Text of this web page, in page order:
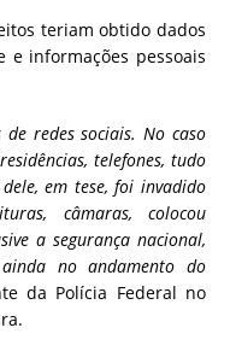
teriam obtido dados
informações pessoais
de redes sociais. No caso
telefones, tudo
em tese, foi invadido
câmaras, colocou
a segurança nacional,
no andamento do
da Polícia Federal no